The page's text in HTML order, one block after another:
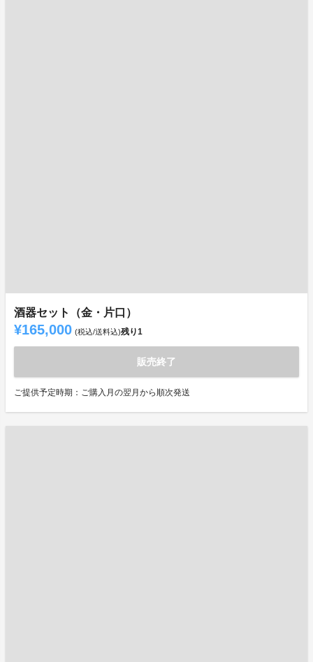
酒器セット（金・片口）
¥165,000 (税込/送料込)残り1
販売終了
ご提供予定時期：ご購入月の翌月から順次発送